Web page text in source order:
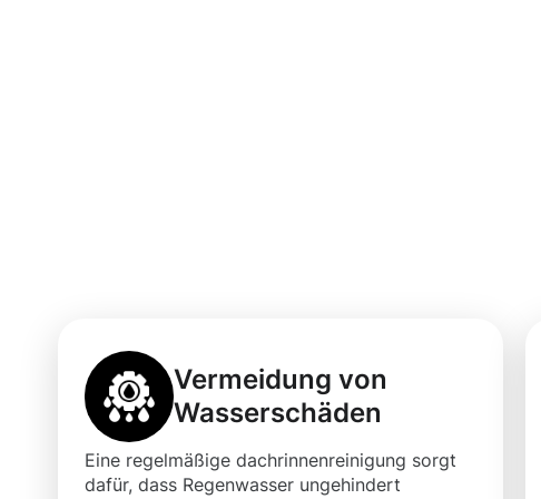
Vermeidung von
Wasserschäden
Eine regelmäßige dachrinnenreinigung sorgt
dafür, dass Regenwasser ungehindert